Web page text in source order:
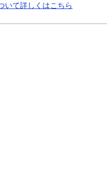
いて詳しくはこちら